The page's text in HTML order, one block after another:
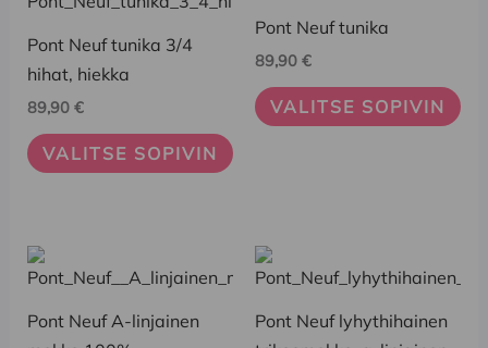
Pont Neuf tunika 3/4
hihat, hiekka
89,90 €
VALITSE SOPIVIN
tuotteella
on
useampi
muunnelma.
Voit
tehdä
sivulla.
Pont Neuf tunika
89,90 €
VALITSE SOPIVIN
useampi
muunnelma.
Voit
sivulla.
Pont Neuf A-linjainen
Tällä
tuotteella
on
Pont Neuf lyhythihainen
Tällä
tuotteella
on